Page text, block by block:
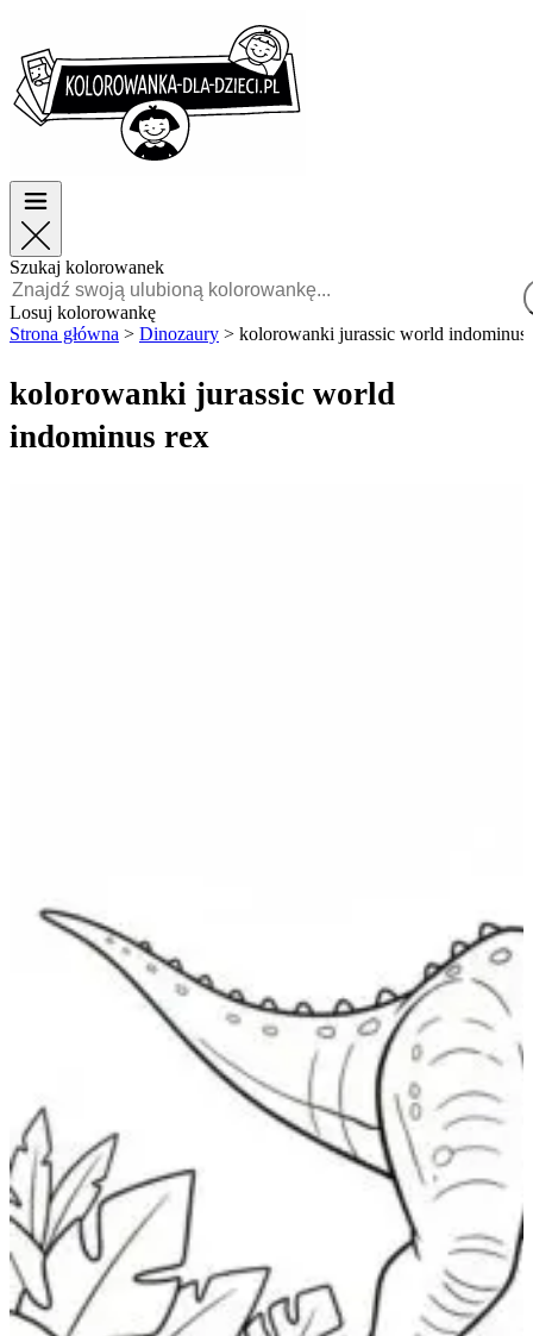
TOP kategorie
Dla chłopców
Dla dziewczynek
Polski
POLSKI
FRANÇAIS
MALAGASY
TOP kategorie
Dla chłopców
Dla dziewczynek
Szukaj kolorowanek
Losuj kolorowankę
Strona główna > Dinozaury > kolorowanki jurassic world indominus
kolorowanki jurassic world
indominus rex